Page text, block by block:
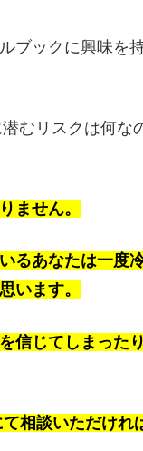
ブックに興味を
むリスクは何
ません。
るあなたは一度
います。
信じてしまった
相談いただけれ